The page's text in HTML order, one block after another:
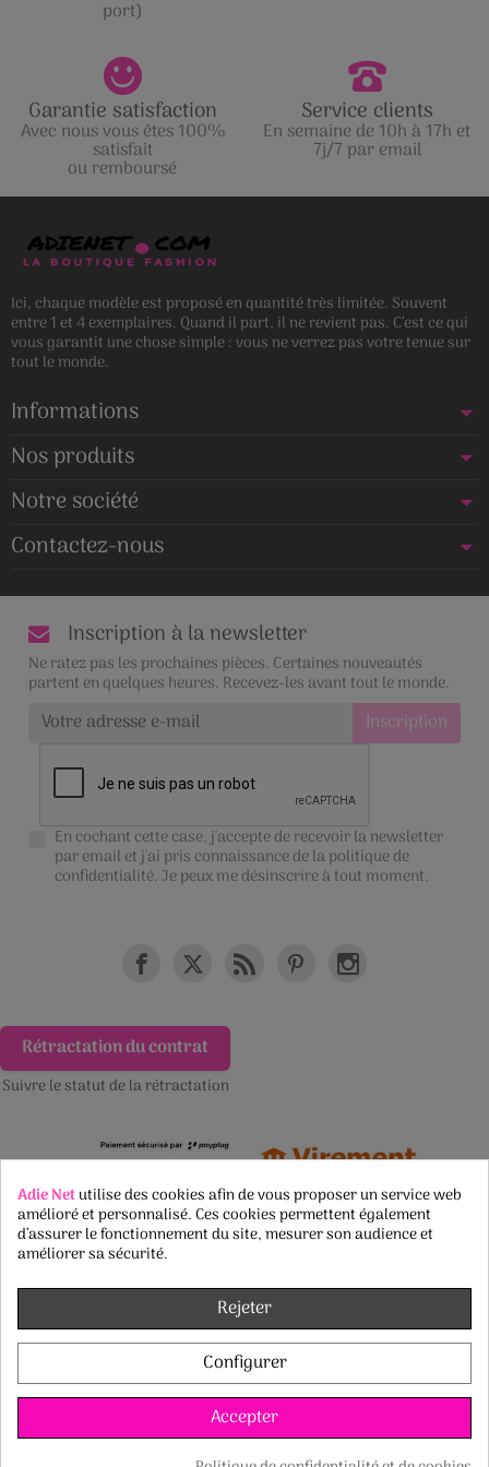
port)
Garantie satisfaction
Avec nous vous êtes 100%
satisfait
ou remboursé
Service clients
En semaine de 10h à 17h et
7j/7 par email
Ici, chaque modèle est proposé en quantité très limitée. Souvent
entre 1 et 4 exemplaires. Quand il part, il ne revient pas. C’est ce qui
vous garantit une chose simple : vous ne verrez pas votre tenue sur
tout le monde.
Informations
Nos produits
Notre société
Contactez-nous
Inscription à la newsletter
Ne ratez pas les prochaines pièces. Certaines nouveautés
partent en quelques heures. Recevez-les avant tout le monde.
En cochant cette case, j'accepte de recevoir la newsletter
par email et j'ai pris connaissance de lapolitique de
confidentialité. Je peux me désinscrire à tout moment.
Rétractation du contrat
Suivre le statut de la rétractation
Adie Netutilise des cookies afin de vous proposer un service web
amélioré et personnalisé. Ces cookies permettent également
d’assurer le fonctionnement du site, mesurer son audience et
améliorer sa sécurité.
Rejeter
Configurer
Accepter